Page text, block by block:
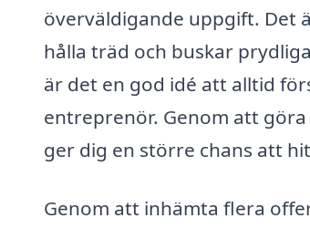
överväldigande uppgift. Det
hålla träd och buskar
är det en god idé att alltid
entreprenör. Genom att
ger dig en större chans att
Genom att inhämta flera